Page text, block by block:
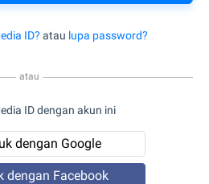
ID? atau lupa password?
atau
ID dengan akun ini
dengan Google
dengan Facebook